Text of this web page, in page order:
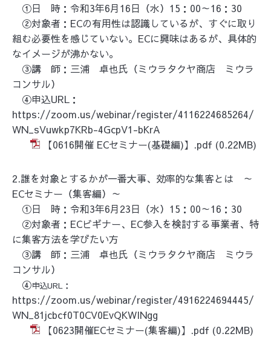
①日 時：令和3年6月16日（水）15：00～16：30
②対象者：ECの有用性は認識しているが、すぐに取り
組む必要性を感じていない。ECに興味はあるが、具体的
なイメージが沸かない。
③講 師：三浦 卓也氏（ミウラタクヤ商店 ミウラ
コンサル）
④申込URL：
https://zoom.us/webinar/register/4116224685264/
WN_sVuwkp7KRb-4GcpV1-bKrA
【0616開催 ECセミナー(基礎編)】.pdf (0.22MB)
2.誰を対象とするかが一番大事、効率的な集客とは ～
ECセミナー（集客編）～
①日 時：令和3年6月23日（水）15：00～16：30
②対象者：ECビギナー、EC参入を検討する事業者、特
に集客方法を学びたい方
③講 師：三浦 卓也氏（ミウラタクヤ商店 ミウラ
コンサル）
④申込URL：
https://zoom.us/webinar/register/4916224694445/
WN_81jcbcf0T0CV0EvQKWINgg
【0623開催ECセミナー(集客編)】.pdf (0.22MB)